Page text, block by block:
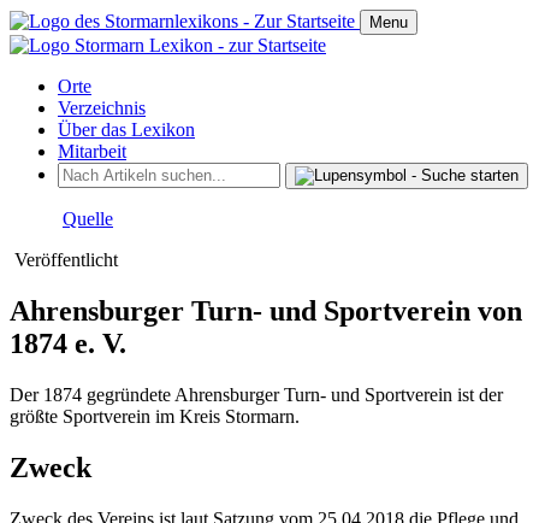
Menu
Orte
Verzeichnis
Über das Lexikon
Mitarbeit
Quelle
Veröffentlicht
Ahrensburger Turn- und Sportverein von
1874 e. V.
Der 1874 gegründete Ahrensburger Turn- und Sportverein ist der
größte Sportverein im Kreis Stormarn.
Zweck
Zweck des Vereins ist laut Satzung vom 25.04.2018 die Pflege und